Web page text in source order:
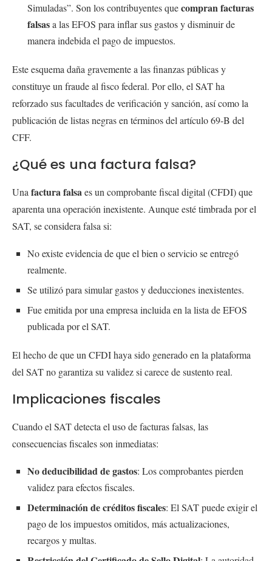
Simuladas”. Son los contribuyentes quecompran facturas
falsasa las EFOS para inflar sus gastos y disminuir de
manera indebida el pago de impuestos.
Este esquema daña gravemente a las finanzas públicas y
constituye un fraude al fisco federal. Por ello, el SAT ha
reforzado sus facultades de verificación y sanción, así como la
publicación de listas negras en términos del artículo 69-B del
CFF.
¿Qué es una factura falsa?
Una factura falsaes un comprobante fiscal digital (CFDI) que
aparenta una operación inexistente. Aunque esté timbrada por el
SAT, se considera falsa si:
No existe evidencia de que el bien o servicio se entregó
realmente.
Se utilizó para simular gastos y deducciones inexistentes.
Fue emitida por una empresa incluida en la lista de EFOS
publicada por el SAT.
El hecho de que un CFDI haya sido generado en la plataforma
del SAT no garantiza su validez si carece de sustento real.
Implicaciones fiscales
Cuando el SAT detecta el uso de facturas falsas, las
consecuencias fiscales son inmediatas:
No deducibilidad de gastos: Los comprobantes pierden
validez para efectos fiscales.
Determinación de créditos fiscales: El SAT puede exigir el
pago de los impuestos omitidos, más actualizaciones,
recargos y multas.